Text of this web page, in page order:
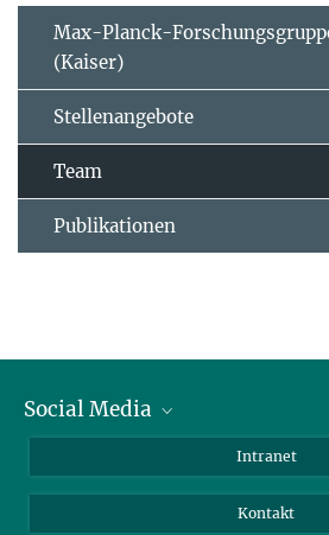
Max-Planck-
(Kaiser)
Stellenangebote
Team
Publikationen
Social Media
LinkedIn
Intranet
Kontakt